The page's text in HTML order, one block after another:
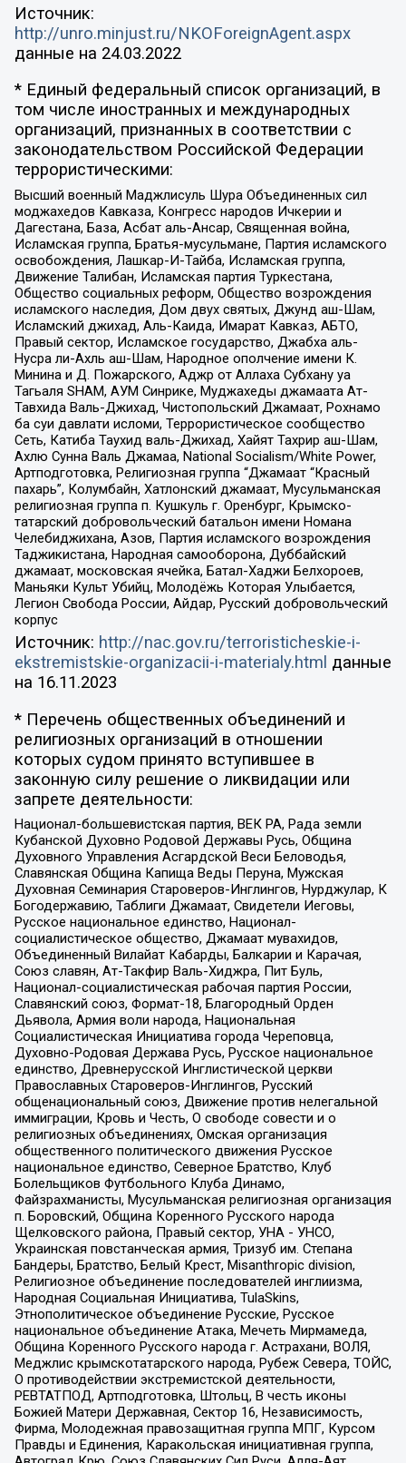
Источник:
http://unro.minjust.ru/NKOForeignAgent.aspx
данные на 24.03.2022
* Единый федеральный список организаций, в
том числе иностранных и международных
организаций, признанных в соответствии с
законодательством Российской Федерации
террористическими:
Высший военный Маджлисуль Шура Объединенных сил
моджахедов Кавказа, Конгресс народов Ичкерии и
Дагестана, База, Асбат аль-Ансар, Священная война,
Исламская группа, Братья-мусульмане, Партия исламского
освобождения, Лашкар-И-Тайба, Исламская группа,
Движение Талибан, Исламская партия Туркестана,
Общество социальных реформ, Общество возрождения
исламского наследия, Дом двух святых, Джунд аш-Шам,
Исламский джихад, Аль-Каида, Имарат Кавказ, АБТО,
Правый сектор, Исламское государство, Джабха аль-
Нусра ли-Ахль аш-Шам, Народное ополчение имени К.
Минина и Д. Пожарского, Аджр от Аллаха Субхану уа
Тагьаля SHAM, АУМ Синрике, Муджахеды джамаата Ат-
Тавхида Валь-Джихад, Чистопольский Джамаат, Рохнамо
ба суи давлати исломи, Террористическое сообщество
Сеть, Катиба Таухид валь-Джихад, Хайят Тахрир аш-Шам,
Ахлю Сунна Валь Джамаа, National Socialism/White Power,
Артподготовка, Религиозная группа “Джамаат “Красный
пахарь”, Колумбайн, Хатлонский джамаат, Мусульманская
религиозная группа п. Кушкуль г. Оренбург, Крымско-
татарский добровольческий батальон имени Номана
Челебиджихана, Азов, Партия исламского возрождения
Таджикистана, Народная самооборона, Дуббайский
джамаат, московская ячейка, Батал-Хаджи Белхороев,
Маньяки Культ Убийц, Молодёжь Которая Улыбается,
Легион Свобода России, Айдар, Русский добровольческий
корпус
Источник: http://nac.gov.ru/terroristicheskie-i-
ekstremistskie-organizacii-i-materialy.html данные
на 16.11.2023
* Перечень общественных объединений и
религиозных организаций в отношении
которых судом принято вступившее в
законную силу решение о ликвидации или
запрете деятельности:
Национал-большевистская партия, ВЕК РА, Рада земли
Кубанской Духовно Родовой Державы Русь, Община
Духовного Управления Асгардской Веси Беловодья,
Славянская Община Капища Веды Перуна, Мужская
Духовная Семинария Староверов-Инглингов, Нурджулар, К
Богодержавию, Таблиги Джамаат, Свидетели Иеговы,
Русское национальное единство, Национал-
социалистическое общество, Джамаат мувахидов,
Объединенный Вилайат Кабарды, Балкарии и Карачая,
Союз славян, Ат-Такфир Валь-Хиджра, Пит Буль,
Национал-социалистическая рабочая партия России,
Славянский союз, Формат-18, Благородный Орден
Дьявола, Армия воли народа, Национальная
Социалистическая Инициатива города Череповца,
Духовно-Родовая Держава Русь, Русское национальное
единство, Древнерусской Инглистической церкви
Православных Староверов-Инглингов, Русский
общенациональный союз, Движение против нелегальной
иммиграции, Кровь и Честь, О свободе совести и о
религиозных объединениях, Омская организация
общественного политического движения Русское
национальное единство, Северное Братство, Клуб
Болельщиков Футбольного Клуба Динамо,
Файзрахманисты, Мусульманская религиозная организация
п. Боровский, Община Коренного Русского народа
Щелковского района, Правый сектор, УНА - УНСО,
Украинская повстанческая армия, Тризуб им. Степана
Бандеры, Братство, Белый Крест, Misanthropic division,
Религиозное объединение последователей инглиизма,
Народная Социальная Инициатива, TulaSkins,
Этнополитическое объединение Русские, Русское
национальное объединение Атака, Мечеть Мирмамеда,
Община Коренного Русского народа г. Астрахани, ВОЛЯ,
Меджлис крымскотатарского народа, Рубеж Севера, ТОЙС,
О противодействии экстремистской деятельности,
РЕВТАТПОД, Артподготовка, Штольц, В честь иконы
Божией Матери Державная, Сектор 16, Независимость,
Фирма, Молодежная правозащитная группа МПГ, Курсом
Правды и Единения, Каракольская инициативная группа,